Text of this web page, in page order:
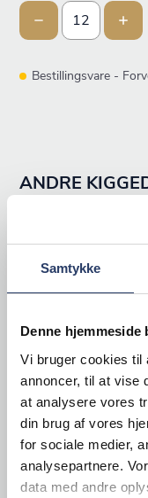
Samtykke
Denne hjemmeside
Vi bruger cookies til
annoncer, til at vise
at analysere vores
din brug af vores
for sociale medier,
analysepartnere.
data med andre
Bestillingsvare -
ANDRE
BSTK
Teske P1